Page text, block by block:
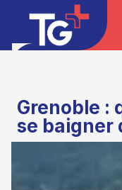
Grenoble :
se baigner